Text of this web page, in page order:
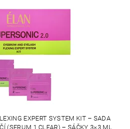
EXPERT SYSTEM KIT – SADA
(SERUM 1 CLEAR) – SÁČKY 3×3 ML